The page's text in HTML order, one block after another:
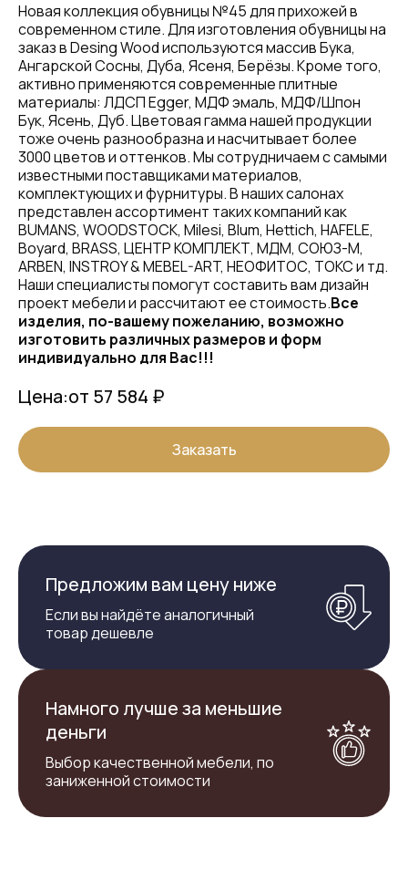
Новая коллекция обувницы №45 для прихожей в
современном стиле. Для изготовления обувницы на
заказ в Desing Wood используются массив Бука,
Ангарской Сосны, Дуба, Ясеня, Берёзы. Кроме того,
активно применяются современные плитные
материалы: ЛДСП Egger, МДФ эмаль, МДФ/Шпон
Бук, Ясень, Дуб. Цветовая гамма нашей продукции
тоже очень разнообразна и насчитывает более
3000 цветов и оттенков. Мы сотрудничаем с самыми
известными поставщиками материалов,
комплектующих и фурнитуры. В наших салонах
представлен ассортимент таких компаний как
BUMANS, WOODSTOCK, Milesi, Blum, Hettich, HAFELE,
Boyard, BRASS, ЦЕНТР КОМПЛЕКТ, МДМ, СОЮЗ-М,
ARBEN, INSTROY & MEBEL-ART, НЕОФИТОС, ТОКС и тд.
Наши специалисты помогут составить вам дизайн
проект мебели и рассчитают ее стоимость.Все
изделия, по-вашему пожеланию, возможно
изготовить различных размеров и форм
индивидуально для Вас!!!
Цена:от 57 584 ₽
Заказать
Предложим вам цену ниже
Если вы найдёте аналогичный
товар дешевле
Намного лучше за меньшие
деньги
Выбор качественной мебели, по
заниженной стоимости